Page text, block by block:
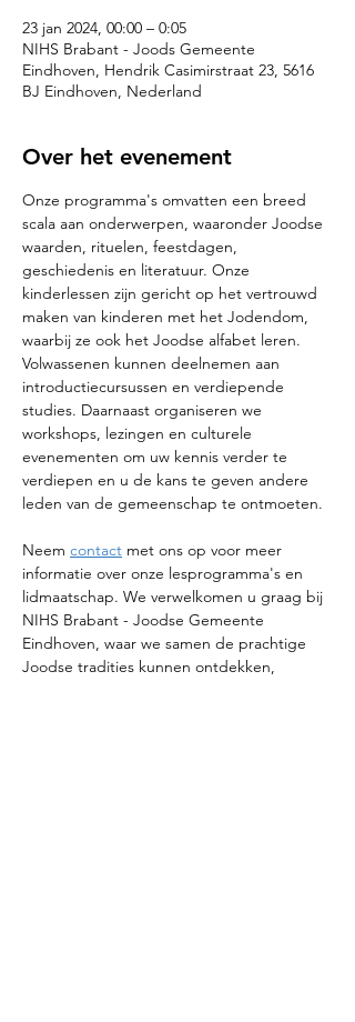
23 jan 2024, 00:00 – 0:05
NIHS Brabant - Joods Gemeente
Eindhoven, Hendrik Casimirstraat 23, 5616
BJ Eindhoven, Nederland
Over het evenement
Onze programma's omvatten een breed
scala aan onderwerpen, waaronder Joodse
waarden, rituelen, feestdagen,
geschiedenis en literatuur. Onze
kinderlessen zijn gericht op het vertrouwd
maken van kinderen met het Jodendom,
waarbij ze ook het Joodse alfabet leren.
Volwassenen kunnen deelnemen aan
introductiecursussen en verdiepende
studies. Daarnaast organiseren we
workshops, lezingen en culturele
evenementen om uw kennis verder te
verdiepen en u de kans te geven andere
leden van de gemeenschap te ontmoeten.
Neem contact met ons op voor meer
informatie over onze lesprogramma's en
lidmaatschap. We verwelkomen u graag bij
NIHS Brabant - Joodse Gemeente
Eindhoven, waar we samen de prachtige
Joodse tradities kunnen ontdekken,